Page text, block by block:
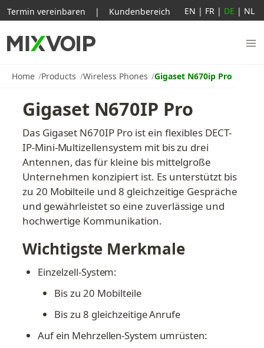
Home Products Wireless Phones Gigaset N670ip Pro
Gigaset N670IP Pro
Das Gigaset N670IP Pro ist ein flexibles DECT-
IP-Mini-Multizellensystem mit bis zu drei
Antennen, das für kleine bis mittelgroße
Unternehmen konzipiert ist. Es unterstützt bis
zu 20 Mobilteile und 8 gleichzeitige Gespräche
und gewährleistet so eine zuverlässige und
hochwertige Kommunikation.
Wichtigste Merkmale
Einzelzell-System:
Bis zu 20 Mobilteile
Bis zu 8 gleichzeitige Anrufe
Auf ein Mehrzellen-System umrüsten:
Termin vereinbaren | Kundenbereich EN | FR | DE | NL